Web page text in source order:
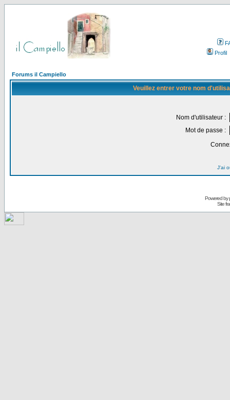
Profil
Forums il Campiello
Veuillez entrer votre nom
Nom d'utilisateur :
Mot de passe :
J'ai
Powered by
Site